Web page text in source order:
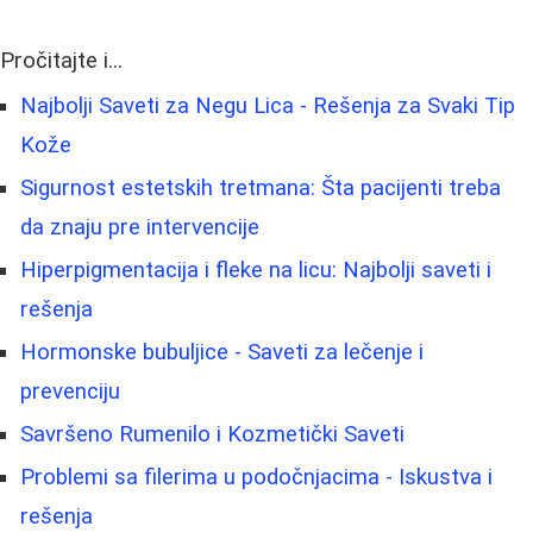
Pročitajte i...
Najbolji Saveti za Negu Lica - Rešenja za Svaki Tip
Kože
Sigurnost estetskih tretmana: Šta pacijenti treba
da znaju pre intervencije
Hiperpigmentacija i fleke na licu: Najbolji saveti i
rešenja
Hormonske bubuljice - Saveti za lečenje i
prevenciju
Savršeno Rumenilo i Kozmetički Saveti
Problemi sa filerima u podočnjacima - Iskustva i
rešenja